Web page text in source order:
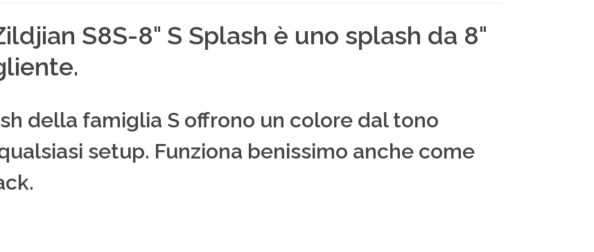
S8S-8" S Splash è uno splash da 8"
della famiglia S offrono un colore dal tono
setup. Funziona benissimo anche come